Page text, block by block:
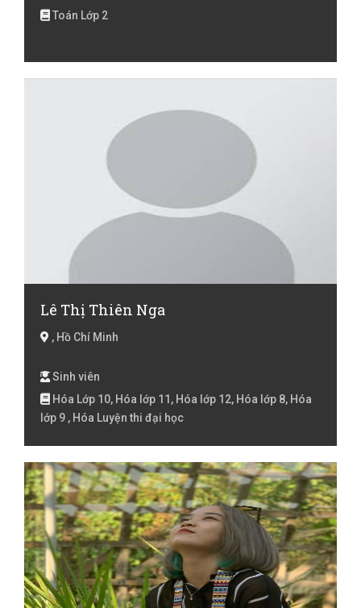
Toán Lớp 2
Lê Thị Thiên Nga
, Hồ Chí Minh
Sinh viên
Hóa Lớp 10, Hóa lớp 11, Hóa lớp 12, Hóa lớp 8, Hóa
lớp 9 , Hóa Luyện thi đại học